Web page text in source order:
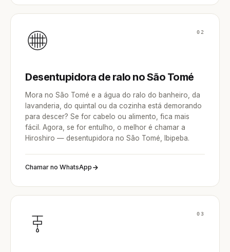
02
Desentupidora de ralo no São Tomé
Mora no São Tomé e a água do ralo do banheiro, da
lavanderia, do quintal ou da cozinha está demorando
para descer? Se for cabelo ou alimento, fica mais
fácil. Agora, se for entulho, o melhor é chamar a
Hiroshiro — desentupidora no São Tomé, Ibipeba.
Chamar no WhatsApp
03